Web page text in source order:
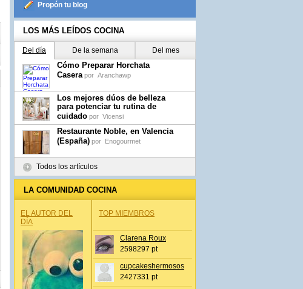
Propón tu blog
LOS MÁS LEÍDOS COCINA
Del día De la semana Del mes
Cómo Preparar Horchata
Casera por Aranchawp
Los mejores dúos de belleza
para potenciar tu rutina de
cuidado por Vicensi
Restaurante Noble, en Valencia
(España) por Enogourmet
Todos los artículos
LA COMUNIDAD COCINA
EL AUTOR DEL
DÍA
TOP MIEMBROS
Clarena Roux
2598297 pt
cupcakeshermosos
2427331 pt